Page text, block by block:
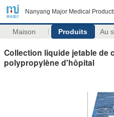
Nanyang Major Medical
Maison Produits Au
Collection liquide jetable de
polypropylène d'hôpital